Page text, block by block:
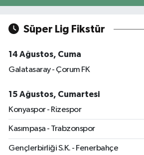
Süper Lig Fikstür
14 Ağustos, Cuma
Galatasaray - Çorum FK
15 Ağustos, Cumartesi
Konyaspor - Rizespor
Kasımpaşa - Trabzonspor
Gençlerbirliği S.K. - Fenerbahçe